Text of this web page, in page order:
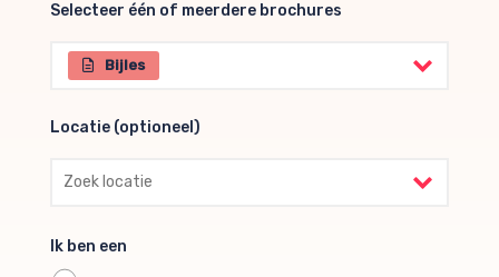
Selecteer één of meerdere brochures
Selecteer één of meerdere brochures
Bijles
Locatie (optioneel)
Locatie (optioneel)
Ik ben een